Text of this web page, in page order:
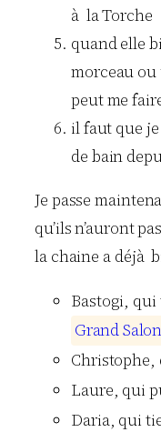
à la Torche
quand elle
morceau
peut me
il faut que je
de bain
Je passe
qu’ils n’auront
la chaine a déjà
Bastogi, qui
GrandSalon
Christophe,
Laure, qui
Daria, qui